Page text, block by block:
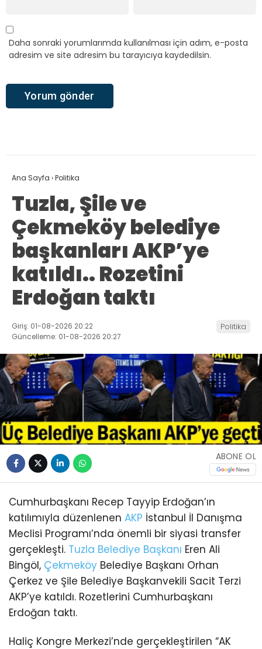
Daha sonraki yorumlarımda kullanılması için adım, e-posta
adresim ve site adresim bu tarayıcıya kaydedilsin.
Ana Sayfa ›Politika
Tuzla, Şile ve
Çekmeköy belediye
başkanları AKP’ye
katıldı.. Rozetini
Erdoğan taktı
Giriş: 01-08-2026 20:22
Güncelleme: 01-08-2026 20:27
Politika
ABONE OL
Cumhurbaşkanı Recep Tayyip Erdoğan’ın
katılımıyla düzenlenen AKP İstanbul İl Danışma
Meclisi Programı’nda önemli bir siyasi transfer
gerçekleşti. Tuzla Belediye Başkanı Eren Ali
Bingöl, Çekmeköy Belediye Başkanı Orhan
Çerkez ve Şile Belediye Başkanvekili Sacit Terzi
AKP’ye katıldı. Rozetlerini Cumhurbaşkanı
Erdoğan taktı.
Haliç Kongre Merkezi’nde gerçekleştirilen “AK